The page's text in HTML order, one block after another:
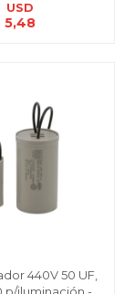
USD
5,48
440V 50 UF,